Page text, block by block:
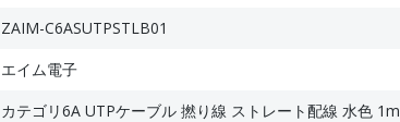
ZAIM-C6ASUTPSTLB01
エイム電子
カテゴリ6A UTPケーブル 撚り線 ストレート配線 水色 1m